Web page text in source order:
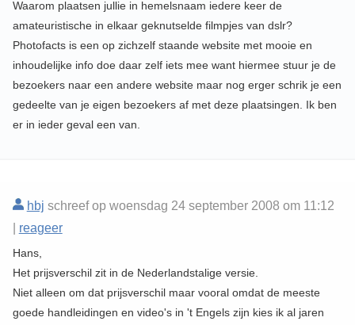
Waarom plaatsen jullie in hemelsnaam iedere keer de
amateuristische in elkaar geknutselde filmpjes van dslr?
Photofacts is een op zichzelf staande website met mooie en
inhoudelijke info doe daar zelf iets mee want hiermee stuur je de
bezoekers naar een andere website maar nog erger schrik je een
gedeelte van je eigen bezoekers af met deze plaatsingen. Ik ben
er in ieder geval een van.
hbj schreef op woensdag 24 september 2008 om 11:12
reageer
Hans,
Het prijsverschil zit in de Nederlandstalige versie.
Niet alleen om dat prijsverschil maar vooral omdat de meeste
goede handleidingen en video's in 't Engels zijn kies ik al jaren